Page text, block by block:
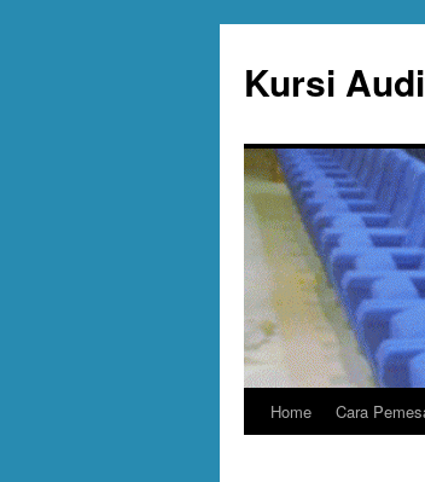
content
Kursi
Home Cara